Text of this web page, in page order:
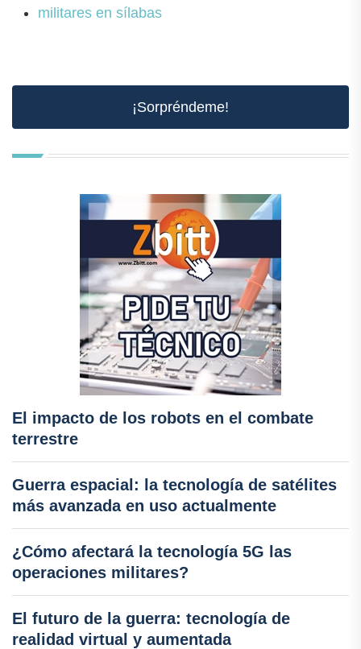
militares en sílabas
¡Sorpréndeme!
El impacto de los robots en el combate
terrestre
Guerra espacial: la tecnología de satélites
más avanzada en uso actualmente
¿Cómo afectará la tecnología 5G las
operaciones militares?
El futuro de la guerra: tecnología de
realidad virtual y aumentada